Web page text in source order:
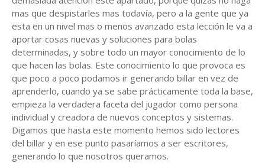
mas que despistarles mas todavía, pero a la gente que ya
esta en un nivel mas o menos avanzado esta lección le va a
aportar cosas nuevas y soluciones para bolas
determinadas, y sobre todo un mayor conocimiento de lo
que hacen las bolas. Este conocimiento lo que provoca es
que poco a poco podamos ir generando billar en vez de
aprenderlo, cuando ya se sabe prácticamente toda la base,
empieza la verdadera faceta del jugador como persona
individual y creadora de nuevos conceptos y sistemas.
Digamos que hasta este momento hemos sido lectores
del billar y en ese punto pasaríamos a ser escritores,
generando lo que nosotros queramos.